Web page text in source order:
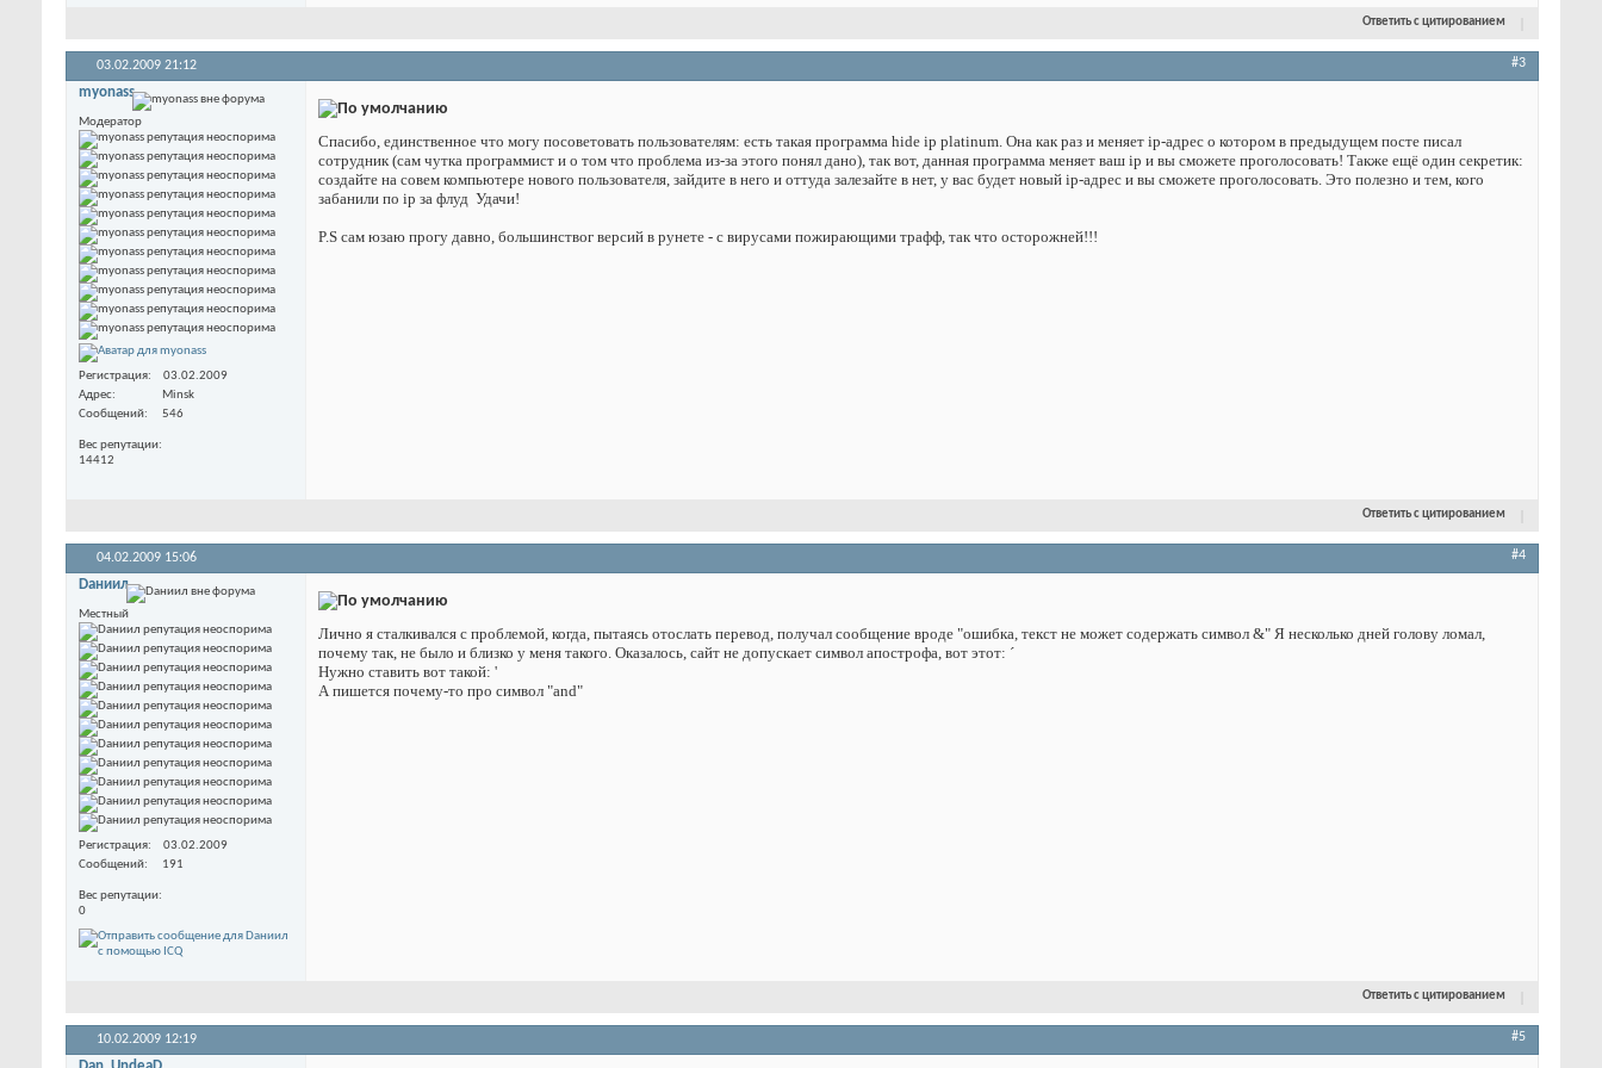
Ответить с цитированием
03.02.2009 21:12 #3
myonass
Модератор
Регистрация
03.02.2009
Адрес
Minsk
Сообщений
546
Вес репутации
14412
Спасибо, единственное что могу посоветовать пользователям: есть такая программа hide ip platinum. Она как раз и меняет ip-адрес о котором в предыдущем посте писал
сотрудник (сам чутка программист и о том что проблема из-за этого понял дано), так вот, данная программа меняет ваш ip и вы сможете проголосовать! Также ещё один секретик:
создайте на совем компьютере нового пользователя, зайдите в него и оттуда залезайте в нет, у вас будет новый ip-адрес и вы сможете проголосовать. Это полезно и тем, кого
забанили по ip за флуд Удачи!
P.S сам юзаю прогу давно, большинствог версий в рунете - с вирусами пожирающими трафф, так что осторожней!!!
Ответить с цитированием
04.02.2009 15:06 #4
Dаниил
Местный
Регистрация
03.02.2009
Сообщений
191
Вес репутации
0
Лично я сталкивался с проблемой, когда, пытаясь отослать перевод, получал сообщение вроде "ошибка, текст не может содержать символ &" Я несколько дней голову ломал,
почему так, не было и близко у меня такого. Оказалось, сайт не допускает символ апострофа, вот этот: ´
Нужно ставить вот такой: '
А пишется почему-то про символ "and"
Ответить с цитированием
10.02.2009 12:19 #5